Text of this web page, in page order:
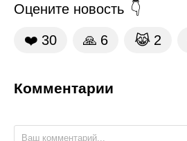
Оцените новость
❤️ 30 🙏 6 😹 2
Комментарии